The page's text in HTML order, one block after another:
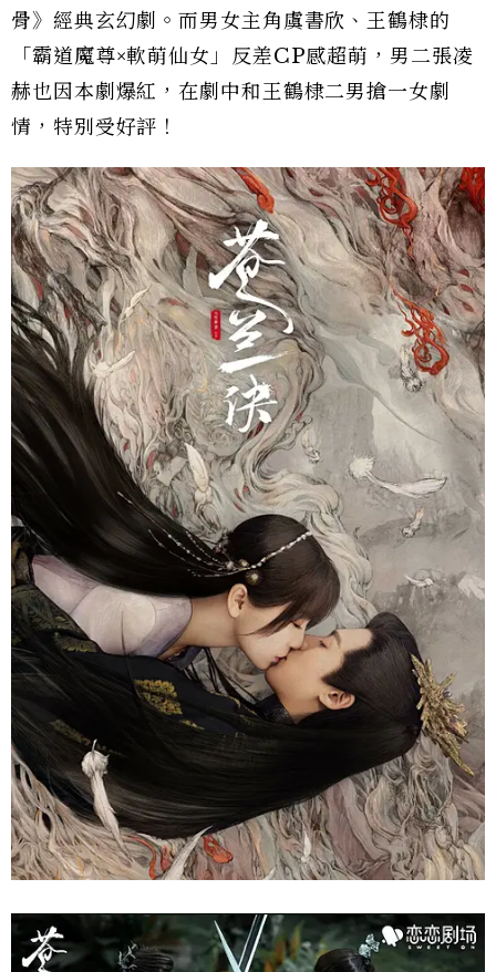
骨》經典玄幻劇。而男女主角虞書欣、王鶴棣的
「霸道魔尊×軟萌仙女」反差CP感超萌，男二張凌
赫也因本劇爆紅，在劇中和王鶴棣二男搶一女劇
情，特別受好評！